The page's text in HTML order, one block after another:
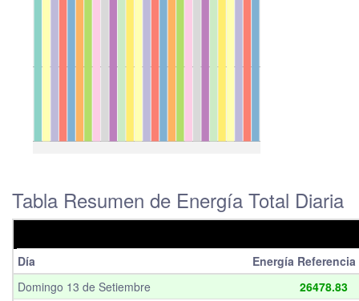
Tabla Resumen de Energía Total Diaria
Día
Energía Referencia
Domingo 13 de Setiembre
26478.83